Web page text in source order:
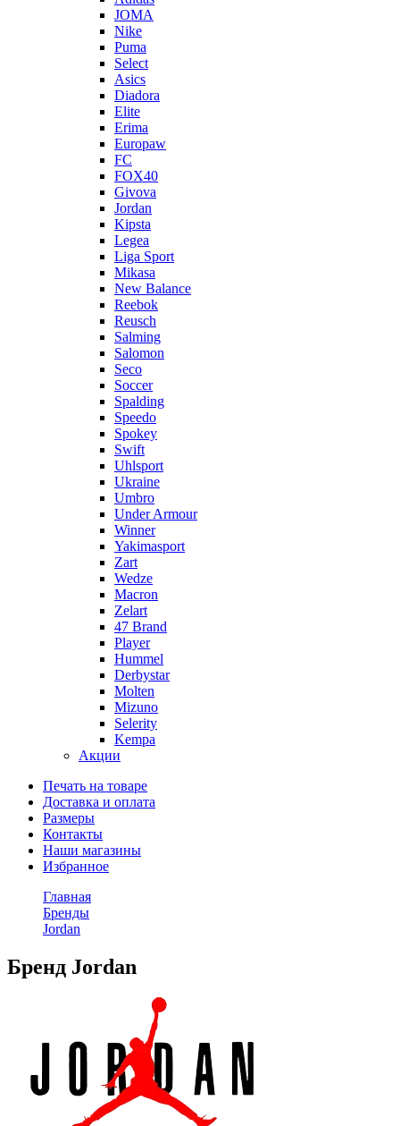
JOMA
Nike
Puma
Select
Asics
Diadora
Elite
Erima
Europaw
FC
FOX40
Givova
Jordan
Kipsta
Legea
Liga Sport
Mikasa
New Balance
Reebok
Reusch
Salming
Salomon
Seco
Soccer
Spalding
Speedo
Spokey
Swift
Uhlsport
Ukraine
Umbro
Under Armour
Winner
Yakimasport
Zart
Wedze
Macron
Zelart
47 Brand
Player
Hummel
Derbystar
Molten
Mizuno
Selerity
Kempa
Акции
Печать на товаре
Доставка и оплата
Размеры
Контакты
Наши магазины
Избранное
Главная
Бренды
Jordan
Бренд Jordan